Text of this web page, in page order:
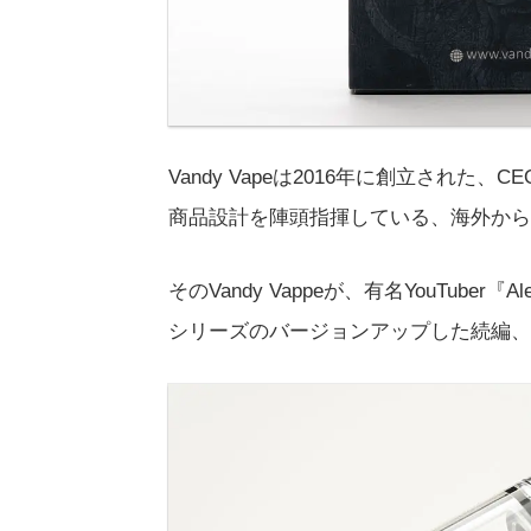
Vandy Vapeは2016年に創立された、
商品設計を陣頭指揮している、海外か
そのVandy Vappeが、有名YouTuber『
シリーズのバージョンアップした続編